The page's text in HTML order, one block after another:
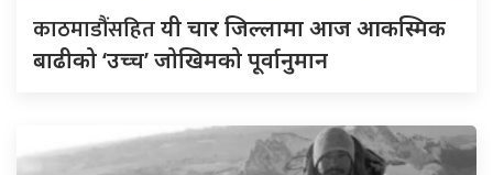
काठमाडौंसहितयी चार जिल्लामा आज आकस्मिक
बाढीको ‘उच्च’ जोखिमको पूर्वानुमान